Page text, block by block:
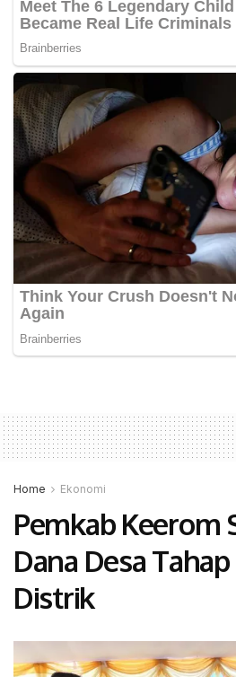
Home Ekonomi
Pemkab Keerom
Dana Desa Tahap
Distrik